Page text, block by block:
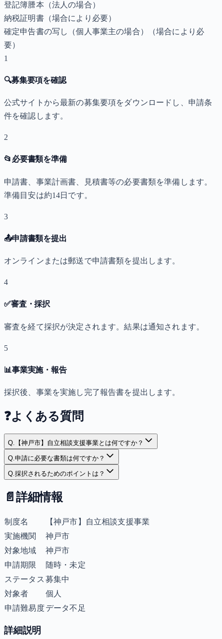
登記簿謄本（法人の場合）
納税証明書（場合により必要）
確定申告書の写し（個人事業主の場合）
（場合により必
要）
1
🔍募集要項を確認
公式サイトから最新の募集要項をダウンロードし、申請条
件を確認します。
2
📂 必要書類を準備
申請書、事業計画書、見積書等の必要書類を準備します。
準備目安は約14日です。
3
📤申請書類を提出
オンラインまたは郵送で申請書類を提出します。
4
✅審査・採択
審査を経て採択が決定されます。結果は通知されます。
5
📊事業実施・報告
採択後、事業を実施し完了報告書を提出します。
❓よくある質問
Q. 【神戸市】自立相談支援事業とは何ですか？
Q.申請に必要な書類は何ですか？
Q.採択されるためのポイントは？
📄 詳細情報
制度名
【神戸市】自立相談支援事業
実施機関
神戸市
対象地域
神戸市
申請期限
随時・未定
ステータス 募集中
対象者
個人
申請難易度データ不足
詳細説明